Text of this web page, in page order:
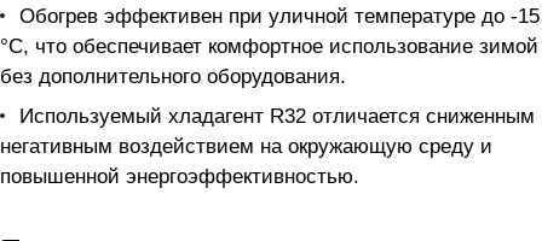
Обогрев эффективен при уличной температуре до -15
°C, что обеспечивает комфортное использование зимой
без дополнительного оборудования.
Используемый хладагент R32 отличается сниженным
негативным воздействием на окружающую среду и
повышенной энергоэффективностью.